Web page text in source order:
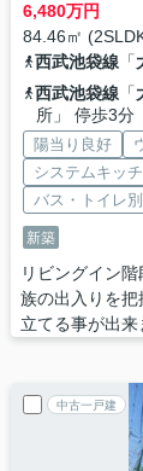
6,480万円
84.46㎡
西武池袋線「
西武池袋線「
所」 停歩3分
陽当り良好
システムキッ
バス・トイレ別
新築
リビングイン
族の出入りを
立てる事が出来
中古一戸建